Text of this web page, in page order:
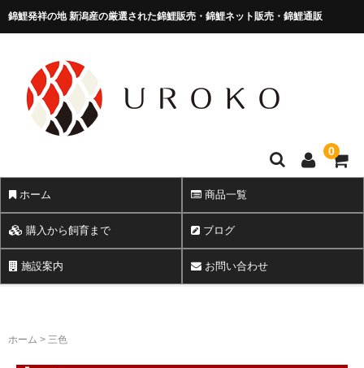
錦鯉発祥の地 新潟産の厳選された錦鯉販売・錦鯉ネット販売・錦鯉通販
錦鯉販売 株式会社 鱗～うろこ～0
ホーム 商品一覧
購入から飼育まで ブログ
施設案内 お問い合わせ
ホーム > 三色